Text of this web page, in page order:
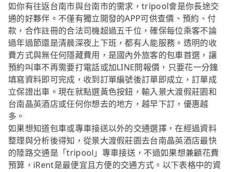
如你有往返台南市與台南市的需求，tripool會是你長途交
通的好夥伴。不僅有獨立開發的APP可供查價、預約、付
款，合作註冊的合法司機超過五千位，確保每位乘客不論
過年過節還是清晨深夜上下班，都有人能服務。透明的收
費方式與無任何隱藏費用，是國內外旅客的包車首選，讓
預約叫車不再需要打電話或加LINE問報價，只要花一分鐘
填寫資料即可完成，收到訂單編號後訂單即成立，訂單成
立保證出車。現在就點選黃色按鈕，輸入景大渡假莊園和
台南晶英酒店或任何你想去的地方，越早下訂，優惠越
多。
如果想知道包車或專車接送以外的交通選擇，在經過資料
整理與分析後得知，從景大渡假莊園去台南晶英酒店最快
的陸路交通是「tripool」專車接送，不過如果想兼顧花費
預算，iRent是最便宜且方便的交通方式。以下表格中的資